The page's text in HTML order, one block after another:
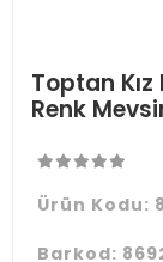
Toptan
Renk
Ürün Kodu:
Barkod: